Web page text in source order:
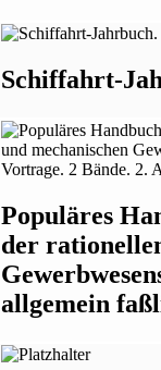
Schiffahrt-
Populäres
der
allgemein